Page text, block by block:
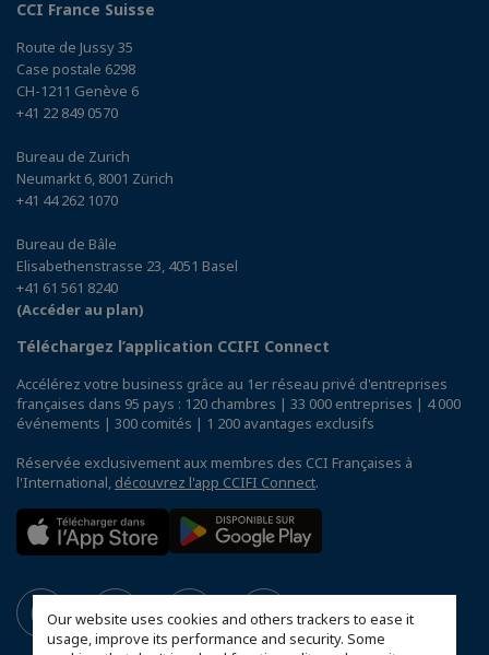
Our website uses cookies and others trackers to ease it
usage, improve its performance and security. Some
CCI France Suisse
Route de Jussy 35
Case postale 6298
CH-1211 Genève 6
+41 22 849 0570
Bureau de Zurich
Neumarkt 6, 8001 Zürich
+41 44 262 1070
Bureau de Bâle
Elisabethenstrasse 23, 4051 Basel
+41 61 561 8240
(Accéder au plan)
Téléchargez l’application CCIFI Connect
Accélérez votre business grâce au 1er réseau privé d'entreprises
françaises dans 95 pays : 120 chambres | 33 000 entreprises | 4 000
événements | 300 comités | 1 200 avantages exclusifs
Réservée exclusivement aux membres des CCI Françaises à
l'International, découvrez l'app CCIFI Connect.